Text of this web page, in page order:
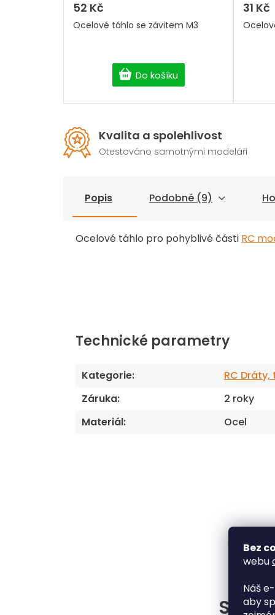
Bez
webu
Náš
aby
52 Kč
Do košíku
Ocelové táhlo se závitem M3
31 Kč
Kvalita a spolehlivost
Otestováno samotnými modeláři
Popis Podobné (9)
Ocelové táhlo pro pohyblivé části RC
Technické parametry
Kategorie:
RC Dráty,
Záruka:
2 roky
Materiál: Ocel